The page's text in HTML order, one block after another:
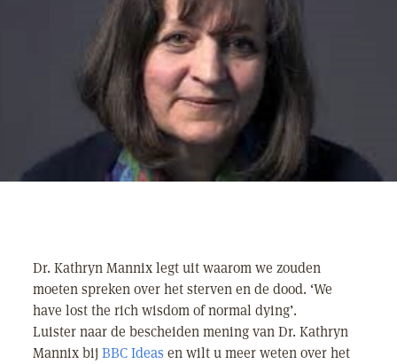
Dr. Kathryn Mannix legt uit waarom we zouden
moeten spreken over het sterven en de dood. ‘We
have lost the rich wisdom of normal dying’.
Luister naar de bescheiden mening van Dr. Kathryn
Mannix bij BBC Ideas en wilt u meer weten over het